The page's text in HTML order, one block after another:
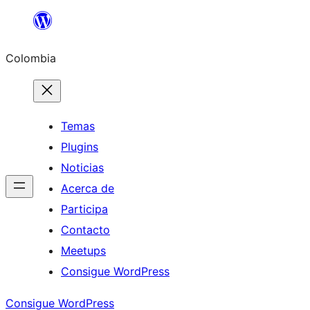
Saltar
contenido
Colombia
Temas
Plugins
Noticias
Acerca de
Participa
Contacto
Meetups
Consigue WordPress
Consigue WordPress